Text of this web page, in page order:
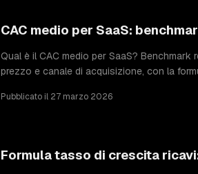
CAC medio per SaaS:
Qual è il CAC medio per SaaS? Benchmark
prezzo e canale di acquisizione, con la
Pubblicato il 27 marzo 2026
Formula tasso di crescita ricavi: